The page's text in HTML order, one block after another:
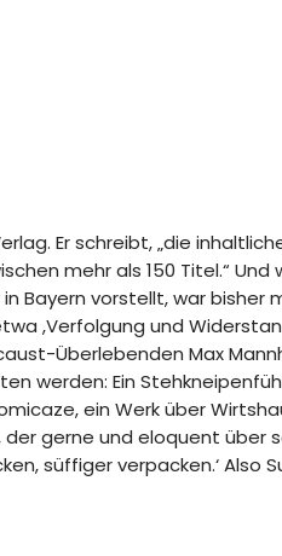
Er schreibt, „die
mehr als 150 Titel.“ Und
Bayern vorstellt, war bisher
,Verfolgung und
Überlebenden Max
werden: Ein
ein Werk über
gerne und eloquent
süffiger verpacken.‘